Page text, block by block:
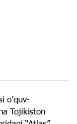
o’quv-
Tojikiston